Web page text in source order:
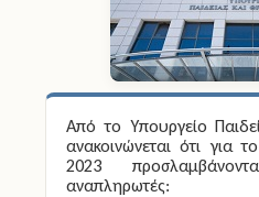
Από το Υπουργείο
ανακοινώνεται ότι για
2023
αναπληρωτές: